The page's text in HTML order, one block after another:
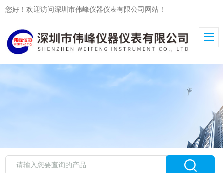
您好！欢迎访问深圳市伟峰仪器仪表有限公司网站！